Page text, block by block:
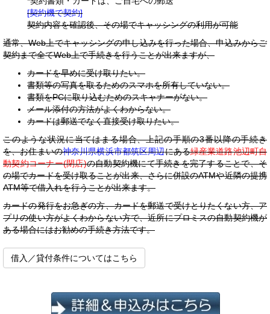
[契約機で契約]
契約内容を確認後、その場でキャッシングの利用が可能
通常、Web上でキャッシングの申し込みを行った場合、申込みからご
契約まで全てWeb上で手続きを行うことが出来ますが、
カードを早めに受け取りたい。
書類等の写真を取るためのスマホを所有していない。
書類をPCに取り込むためのスキャナーがない。
メール添付の方法がよくわからない。
カードは郵送でなく直接受け取りたい。
このような状況に当てはまる場合、上記の手順の3番以降の手続き
を、お住まいの神奈川県横浜市都筑区周辺にある緑産業道路池辺町自
動契約コーナー(閉店)の自動契約機にて手続きを完了することで、そ
の場でカードを受け取ることが出来、さらに併設のATMや近隣の提携
ATM等で借入れを行うことが出来ます。
カードの発行をお急ぎの方、カードを郵送で受けとりたくない方、ア
プリの使い方がよくわからない方で、近所にプロミスの自動契約機が
ある場合にはお勧めの手続き方法です。
借入／貸付条件についてはこちら